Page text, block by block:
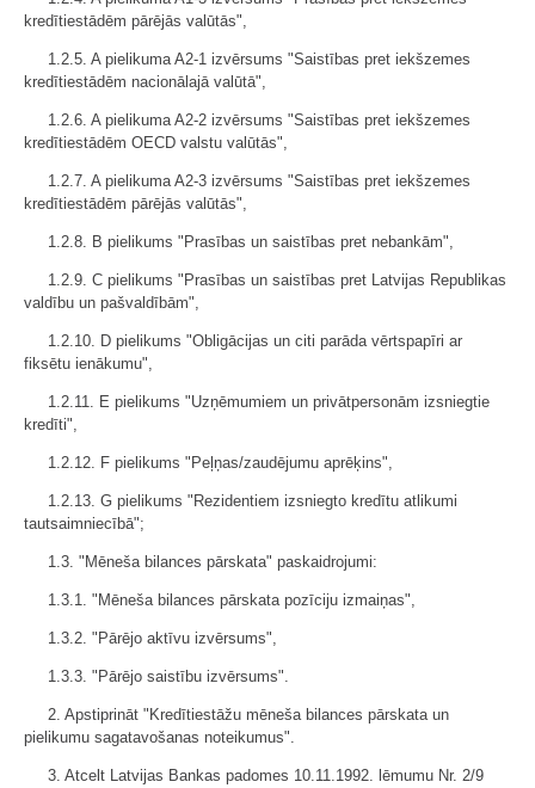
kredītiestādēm pārējās valūtās",
1.2.5. A pielikuma A2-1 izvērsums "Saistības pret iekšzemes
kredītiestādēm nacionālajā valūtā",
1.2.6. A pielikuma A2-2 izvērsums "Saistības pret iekšzemes
kredītiestādēm OECD valstu valūtās",
1.2.7. A pielikuma A2-3 izvērsums "Saistības pret iekšzemes
kredītiestādēm pārējās valūtās",
1.2.8. B pielikums "Prasības un saistības pret nebankām",
1.2.9. C pielikums "Prasības un saistības pret Latvijas Republikas
valdību un pašvaldībām",
1.2.10. D pielikums "Obligācijas un citi parāda vērtspapīri ar
fiksētu ienākumu",
1.2.11. E pielikums "Uzņēmumiem un privātpersonām izsniegtie
kredīti",
1.2.12. F pielikums "Peļņas/zaudējumu aprēķins",
1.2.13. G pielikums "Rezidentiem izsniegto kredītu atlikumi
tautsaimniecībā";
1.3. "Mēneša bilances pārskata" paskaidrojumi:
1.3.1. "Mēneša bilances pārskata pozīciju izmaiņas",
1.3.2. "Pārējo aktīvu izvērsums",
1.3.3. "Pārējo saistību izvērsums".
2. Apstiprināt "Kredītiestāžu mēneša bilances pārskata un
pielikumu sagatavošanas noteikumus".
3. Atcelt Latvijas Bankas padomes 10.11.1992. lēmumu Nr. 2/9